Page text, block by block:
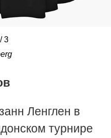
/ 3
//
Ленглен в
турнире